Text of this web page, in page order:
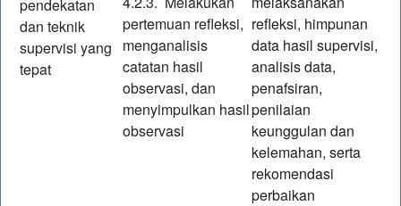
pendekatan
dan teknik
supervisi yang
tepat
pertemuan refleksi,
menganalisis
catatan hasil
observasi, dan
menyimpulkan hasil
observasi
refleksi, himpunan
data hasil supervisi,
analisis data,
penafsiran,
penilaian
keunggulan dan
kelemahan, serta
rekomendasi
perbaikan